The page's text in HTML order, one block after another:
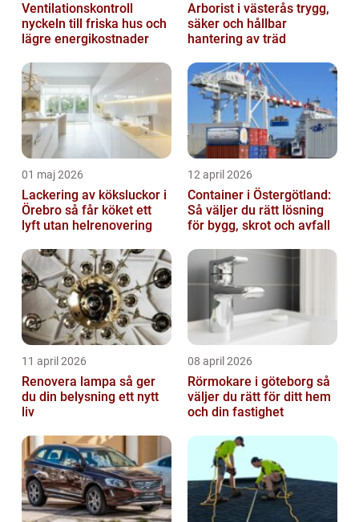
Ventilationskontroll
nyckeln till friska hus och
lägre energikostnader
Arborist i västerås trygg,
säker och hållbar
hantering av träd
01 maj 2026
Lackering av köksluckor i
Örebro så får köket ett
lyft utan helrenovering
12 april 2026
Container i Östergötland:
Så väljer du rätt lösning
för bygg, skrot och avfall
11 april 2026
Renovera lampa så ger
du din belysning ett nytt
liv
08 april 2026
Rörmokare i göteborg så
väljer du rätt för ditt hem
och din fastighet